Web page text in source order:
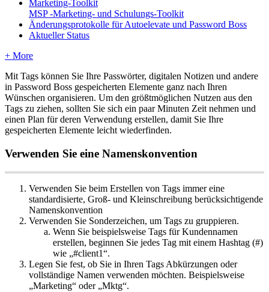
Marketing-Toolkit
MSP -Marketing- und Schulungs-Toolkit
Änderungsprotokolle für Autoelevate und Password Boss
Aktueller Status
+ More
Mit Tags können Sie Ihre Passwörter, digitalen Notizen und andere
in Password Boss gespeicherten Elemente ganz nach Ihren
Wünschen organisieren. Um den größtmöglichen Nutzen aus den
Tags zu ziehen, sollten Sie sich ein paar Minuten Zeit nehmen und
einen Plan für deren Verwendung erstellen, damit Sie Ihre
gespeicherten Elemente leicht wiederfinden.
Verwenden Sie eine Namenskonvention
Verwenden Sie beim Erstellen von Tags immer eine
standardisierte, Groß- und Kleinschreibung berücksichtigende
Namenskonvention
Verwenden Sie Sonderzeichen, um Tags zu gruppieren.
Wenn Sie beispielsweise Tags für Kundennamen
erstellen, beginnen Sie jedes Tag mit einem Hashtag (#)
wie „#client1“.
Legen Sie fest, ob Sie in Ihren Tags Abkürzungen oder
vollständige Namen verwenden möchten. Beispielsweise
„Marketing“ oder „Mktg“.